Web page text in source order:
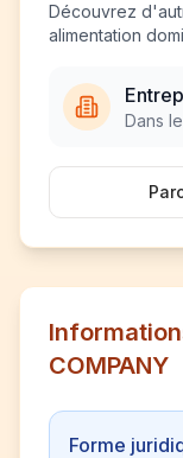
Découvrez
alimentation
Dans
COMPANY
Forme